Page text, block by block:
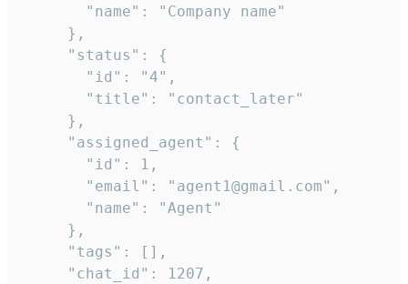
       "name": "Company name"
     },
     "status": {
       "id": "4",
       "title": "contact_later"
     },
     "assigned_agent": {
       "id": 1,
       "email": "agent1@gmail.com",
       "name": "Agent"
     },
     "tags": [],
     "chat_id": 1207,